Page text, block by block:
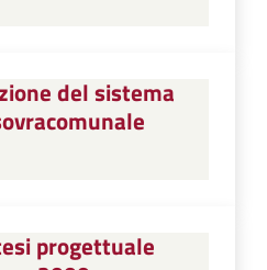
del sistema
progettuale